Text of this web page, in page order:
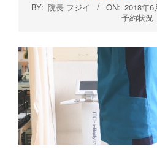
BY: 院長 フジイ ON: 2018年6
予約状況